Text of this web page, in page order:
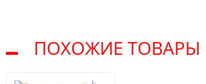
ПОХОЖИЕ ТОВАРЫ